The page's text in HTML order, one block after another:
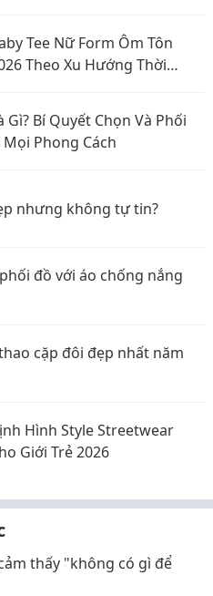
Tee Nữ Form Ôm Tôn
Theo Xu Hướng Thời
Gì? Bí Quyết Chọn Và Phối
Phong Cách
nhưng không tự tin?
đồ với áo chống nắng
cặp đôi đẹp nhất năm
Hình Style Streetwear
Giới Trẻ 2026
thấy "không có gì để